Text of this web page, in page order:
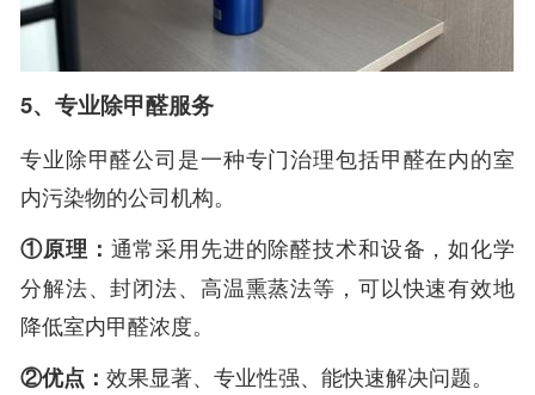
5、专业除甲醛服务
专业除甲醛公司是一种专门治理包括甲醛在内的室
内污染物的公司机构。
①原理： 通常采用先进的除醛技术和设备，如化学
分解法、封闭法、高温熏蒸法等，可以快速有效地
降低室内甲醛浓度。
②优点：效果显著、专业性强、能快速解决问题。